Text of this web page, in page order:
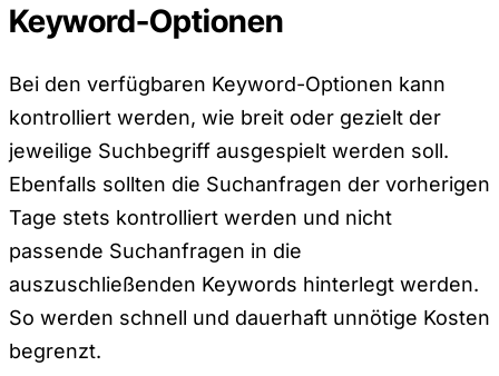
Keyword-Optionen
Bei den verfügbaren Keyword-Optionen kann
kontrolliert werden, wie breit oder gezielt der
jeweilige Suchbegriff ausgespielt werden soll.
Ebenfalls sollten die Suchanfragen der vorherigen
Tage stets kontrolliert werden und nicht
passende Suchanfragen in die
auszuschließenden Keywords hinterlegt werden.
So werden schnell und dauerhaft unnötige Kosten
begrenzt.